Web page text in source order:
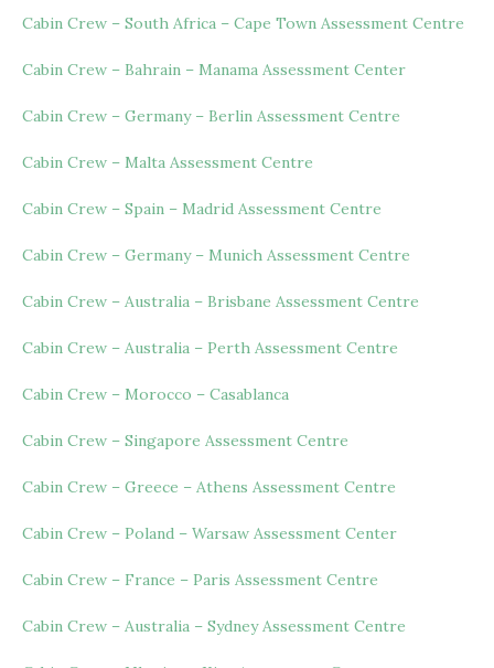
Cabin Crew – South Africa – Cape Town Assessment Centre
Cabin Crew – Bahrain – Manama Assessment Center
Cabin Crew – Germany – Berlin Assessment Centre
Cabin Crew – Malta Assessment Centre
Cabin Crew – Spain – Madrid Assessment Centre
Cabin Crew – Germany – Munich Assessment Centre
Cabin Crew – Australia – Brisbane Assessment Centre
Cabin Crew – Australia – Perth Assessment Centre
Cabin Crew – Morocco – Casablanca
Cabin Crew – Singapore Assessment Centre
Cabin Crew – Greece – Athens Assessment Centre
Cabin Crew – Poland – Warsaw Assessment Center
Cabin Crew – France – Paris Assessment Centre
Cabin Crew – Australia – Sydney Assessment Centre